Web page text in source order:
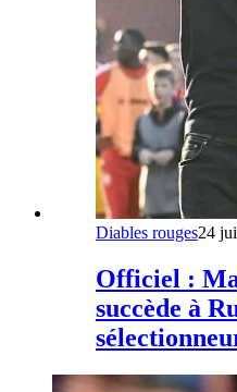
Diables rouges24
Officiel :
succède à